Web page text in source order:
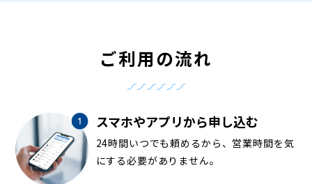
ご利用の流れ
スマホやアプリから申し込む
24時間いつでも頼めるから、営業時間を気
にする必要がありません。